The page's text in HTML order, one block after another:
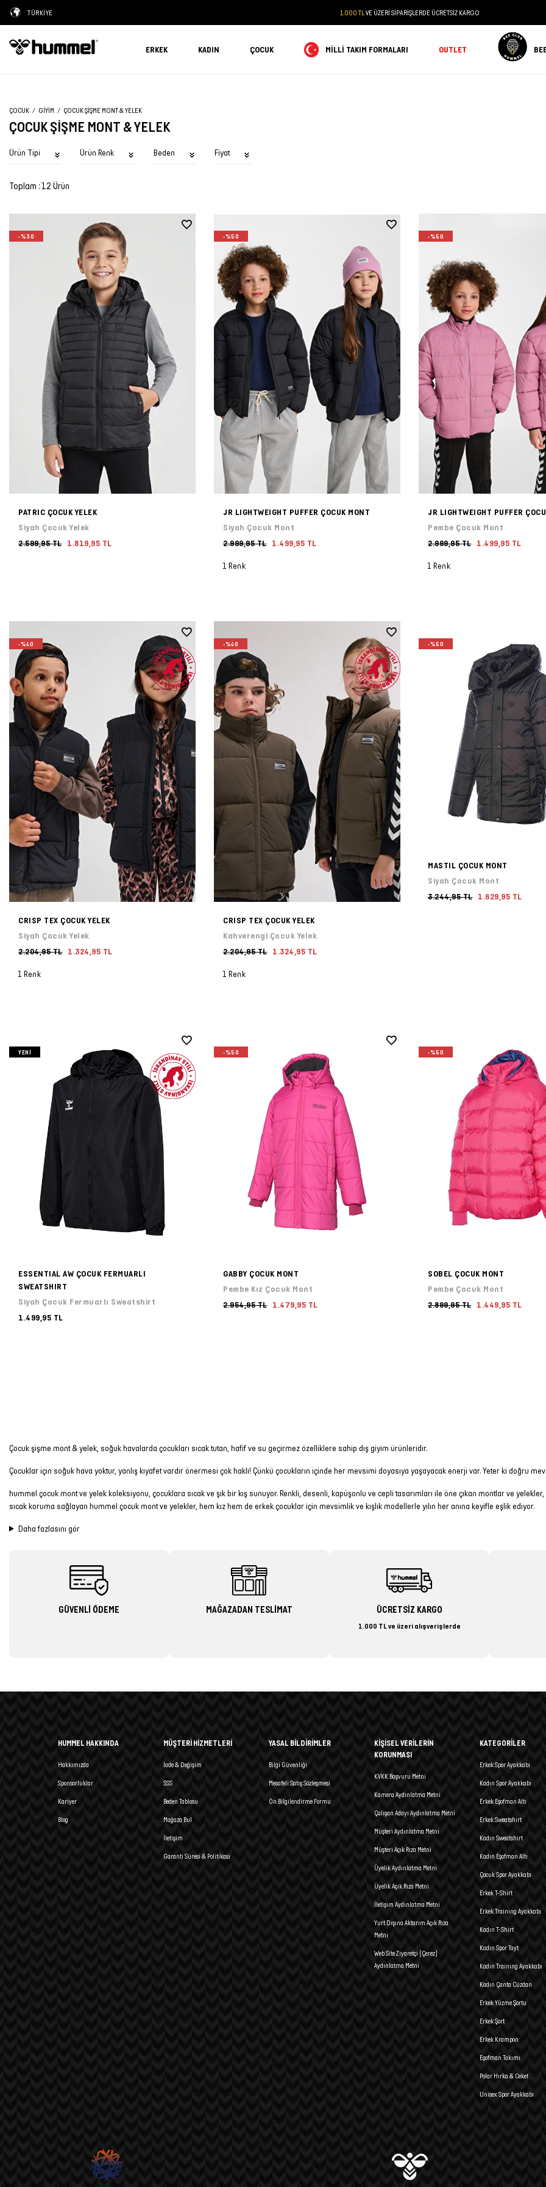
TÜRKİYE PEŞİN FİYATINA 3 TAKSİT
ERKEK KADIN ÇOCUK MILLI TAKIM FORMALARI OUTLET
ÇOCUK GIYIM ÇOCUK ŞIŞME MONT & YELEK
ÇOCUK ŞIŞME MONT & YELEK
Ürün Tipi Ürün Renk Beden Fiyat
Toplam : 12 Ürün
-%30
PATRIC ÇOCUK YELEK
Siyah Çocuk Yelek
2.599,95 TL
1.819,95 TL
-%50
JR LIGHTWEIGHT PUFFER ÇOCUK MONT
Siyah Çocuk Mont
2.999,95 TL
1.499,95 TL
1 Renk
-%50
JR LIGHTWEIGHT PUFFER
Pembe Çocuk Mont
2.999,95 TL
1.499,95 TL
1 Renk
-%40
CRISP TEX ÇOCUK YELEK
Siyah Çocuk Yelek
2.204,95 TL
1.324,95 TL
1 Renk
-%40
CRISP TEX ÇOCUK YELEK
Kahverengi Çocuk Yelek
2.204,95 TL
1.324,95 TL
1 Renk
-%50
MASTIL ÇOCUK MONT
Siyah Çocuk Mont
3.244,95 TL
1.629,95 TL
YENI
ESSENTIAL AW ÇOCUK FERMUARLI
SWEATSHIRT
Siyah Çocuk Fermuarlı Sweatshirt
1.499,95 TL
-%50
GABBY ÇOCUK MONT
Pembe Kız Çocuk Mont
2.954,95 TL
1.479,95 TL
-%50
SOBEL ÇOCUK MONT
Pembe Çocuk Mont
2.899,95 TL
1.449,95 TL
Çocuk şişme mont & yelek, soğuk havalarda çocukları sıcak tutan, hafif ve su geçirmez özelliklere sahip dış giyim ürünleridir.
Çocuklar için soğuk hava yoktur, yanlış kıyafet vardır önermesi çok haklı! Çünkü çocukların içinde her mevsimi doyasıya yaşayacak enerji var. Yeter ki doğru
hummel çocuk mont ve yelek koleksiyonu, çocuklara sıcak ve şık bir kış sunuyor. Renkli, desenli, kapüşonlu ve cepli tasarımları ile öne çıkan montlar ve
sıcak koruma sağlayan hummel çocuk mont ve yelekler, hem kız hem de erkek çocuklar için mevsimlik ve kışlık modellerle yılın her anına keyifle eşlik ediyor.
Daha fazlasını gör
GÜVENLİ ÖDEME MAĞAZADAN TESLİMAT ÜCRETSİZ KARGO
1.000 TL ve üzeri alışverişlerde
HUMMEL HAKKINDA
Hakkımızda
Sponsorluklar
Kariyer
Blog
MÜŞTERİ HİZMETLERİ
İade & Değişim
SSS
Beden Tablosu
Mağaza Bul
İletişim
Garanti Süresi & Politikası
YASAL BİLDİRİMLER
Bilgi Güvenliği
Mesafeli Satış Sözleşmesi
Ön Bilgilendirme Formu
KİŞİSEL VERİLERİN
KORUNMASI
KVKK Başvuru Metni
Kamera Aydınlatma Metni
Çalışan Adayı Aydınlatma Metni
Müşteri Aydınlatma Metni
Müşteri Açık Rıza Metni
Üyelik Aydınlatma Metni
Üyelik Açık Rıza Metni
İletişim Aydınlatma Metni
Yurt Dışına Aktarım Açık Rıza
Metni
Web Site Ziyaretçi (Çerez)
Aydınlatma Metni
KATEGORİLER
Erkek Spor Ayakkabı
Kadın Spor Ayakkabı
Erkek Eşofman Altı
Erkek Sweatshirt
Kadın Sweatshirt
Kadın Eşofman Altı
Çocuk Spor Ayakkabı
Erkek T-Shirt
Erkek Training Ayakkabı
Kadın T-Shirt
Kadın Spor Tayt
Kadın Training Ayakkabı
Kadın Çanta Cüzdan
Erkek Yüzme Şortu
Erkek Şort
Erkek Krampon
Eşofman Takımı
Polar Hırka & Ceket
Unisex Spor Ayakkabı